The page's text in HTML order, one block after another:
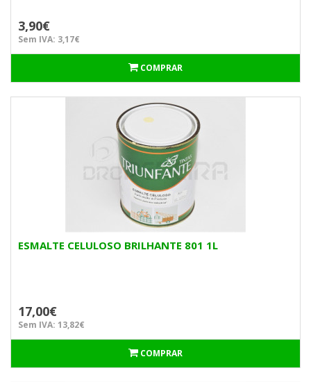
3,90€
Sem IVA: 3,17€
COMPRAR
ESMALTE CELULOSO BRILHANTE 801 1L
17,00€
Sem IVA: 13,82€
COMPRAR